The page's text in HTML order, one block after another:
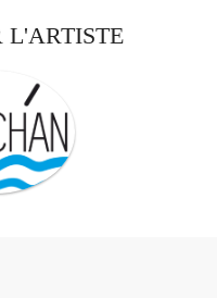
L'ARTISTE